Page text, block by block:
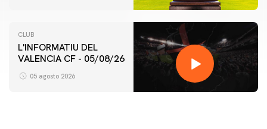
CLUB
L'INFORMATIU DEL
VALENCIA CF - 05/08/26
05 agosto 2026